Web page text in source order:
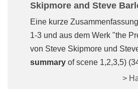
Skipmore and Steve
Eine kurze
1-3 und aus dem Werk "the
von Steve Skipmore und
summary of scene 1,2,3,5)
>